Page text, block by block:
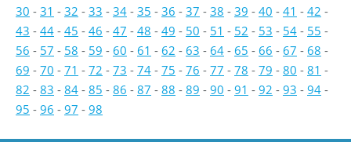
30 - 31 - 32 - 33 - 34 - 35 - 36 - 37 - 38 - 39 - 40 - 41 - 42 -
43 - 44 - 45 - 46 - 47 - 48 - 49 - 50 - 51 - 52 - 53 - 54 - 55 -
56 - 57 - 58 - 59 - 60 - 61 - 62 - 63 - 64 - 65 - 66 - 67 - 68 -
69 - 70 - 71 - 72 - 73 - 74 - 75 - 76 - 77 - 78 - 79 - 80 - 81 -
82 - 83 - 84 - 85 - 86 - 87 - 88 - 89 - 90 - 91 - 92 - 93 - 94 -
95 - 96 - 97 - 98